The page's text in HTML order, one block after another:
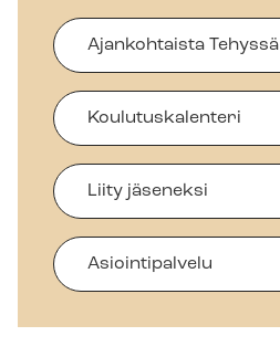
Ajankohtaista Tehyssä
Koulutuskalenteri
Liity jäseneksi
Asiointipalvelu